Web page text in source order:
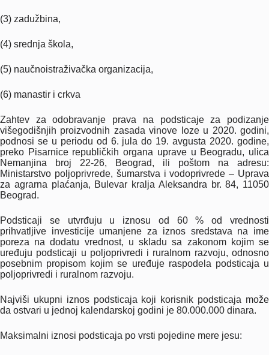
(3) zadužbina,
(4) srednja škola,
(5) naučnoistraživačka organizacija,
(6) manastir i crkva
Zahtev za odobravanje prava na podsticaje za podizanje
višegodišnjih proizvodnih zasada vinove loze u 2020. godini,
podnosi se u periodu od 6. jula do 19. avgusta 2020. godine,
preko Pisarnice republičkih organa uprave u Beogradu, ulica
Nemanjina broj 22-26, Beograd, ili poštom na adresu:
Ministarstvo poljoprivrede, šumarstva i vodoprivrede – Uprava
za agrarna plaćanja, Bulevar kralja Aleksandra br. 84, 11050
Beograd.
Podsticaji se utvrđuju u iznosu od 60 % od vrednosti
prihvatljive investicije umanjene za iznos sredstava na ime
poreza na dodatu vrednost, u skladu sa zakonom kojim se
uređuju podsticaji u poljoprivredi i ruralnom razvoju, odnosno
posebnim propisom kojim se uređuje raspodela podsticaja u
poljoprivredi i ruralnom razvoju.
Najviši ukupni iznos podsticaja koji korisnik podsticaja može
da ostvari u jednoj kalendarskoj godini je 80.000.000 dinara.
Maksimalni iznosi podsticaja po vrsti pojedine mere jesu: